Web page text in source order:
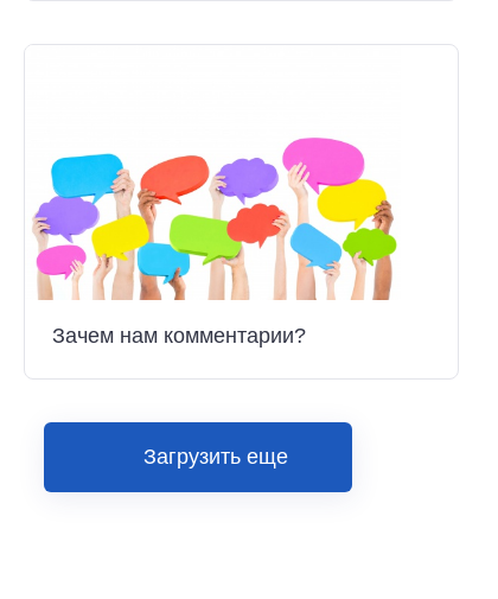
Зачем нам комментарии?
Загрузить еще